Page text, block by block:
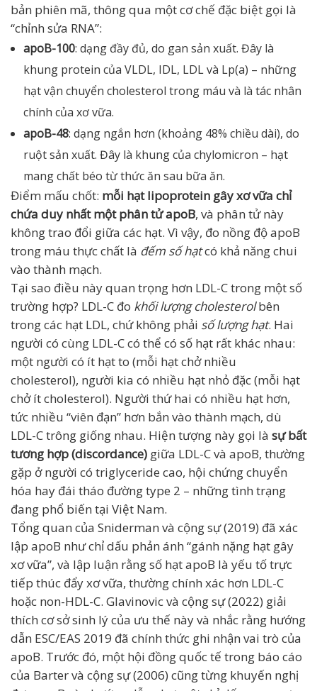
bản phiên mã, thông qua một cơ chế đặc biệt gọi là
“chỉnh sửa RNA”:
apoB-100: dạng đầy đủ, do gan sản xuất. Đây là
khung protein của VLDL, IDL, LDL và Lp(a) – những
hạt vận chuyển cholesterol trong máu và là tác nhân
chính của xơ vữa.
apoB-48: dạng ngắn hơn (khoảng 48% chiều dài), do
ruột sản xuất. Đây là khung của chylomicron – hạt
mang chất béo từ thức ăn sau bữa ăn.
Điểm mấu chốt: mỗi hạt lipoprotein gây xơ vữa chỉ
chứa duy nhất một phân tử apoB, và phân tử này
không trao đổi giữa các hạt. Vì vậy, đo nồng độ apoB
trong máu thực chất là đếm số hạtcó khả năng chui
vào thành mạch.
Tại sao điều này quan trọng hơn LDL-C trong một số
trường hợp? LDL-C đo khối lượng cholesterolbên
trong các hạt LDL, chứ không phải số lượng hạt. Hai
người có cùng LDL-C có thể có số hạt rất khác nhau:
một người có ít hạt to (mỗi hạt chở nhiều
cholesterol), người kia có nhiều hạt nhỏ đặc (mỗi hạt
chở ít cholesterol). Người thứ hai có nhiều hạt hơn,
tức nhiều “viên đạn” hơn bắn vào thành mạch, dù
LDL-C trông giống nhau. Hiện tượng này gọi là sự bất
tương hợp (discordance) giữa LDL-C và apoB, thường
gặp ở người có triglyceride cao, hội chứng chuyển
hóa hay đái tháo đường type 2 – những tình trạng
đang phổ biến tại Việt Nam.
Tổng quan của Sniderman và cộng sự (2019) đã xác
lập apoB như chỉ dấu phản ánh “gánh nặng hạt gây
xơ vữa”, và lập luận rằng số hạt apoB là yếu tố trực
tiếp thúc đẩy xơ vữa, thường chính xác hơn LDL-C
hoặc non-HDL-C. Glavinovic và cộng sự (2022) giải
thích cơ sở sinh lý của ưu thế này và nhắc rằng hướng
dẫn ESC/EAS 2019 đã chính thức ghi nhận vai trò của
apoB. Trước đó, một hội đồng quốc tế trong báo cáo
của Barter và cộng sự (2006) cũng từng khuyến nghị